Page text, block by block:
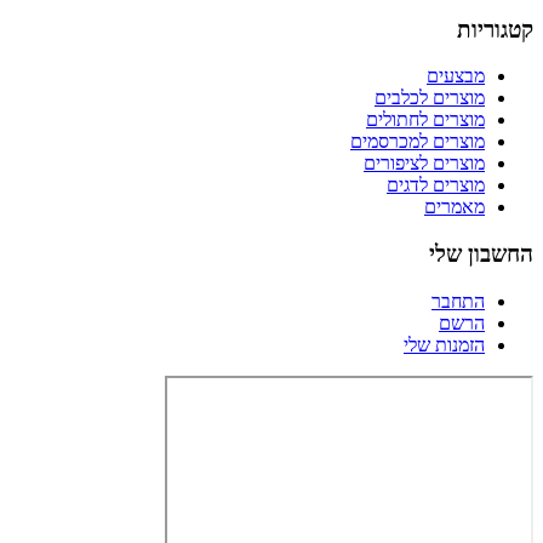
קטגוריות
מבצעים
מוצרים לכלבים
מוצרים לחתולים
מוצרים למכרסמים
מוצרים לציפורים
מוצרים לדגים
מאמרים
החשבון שלי
התחבר
הרשם
הזמנות שלי